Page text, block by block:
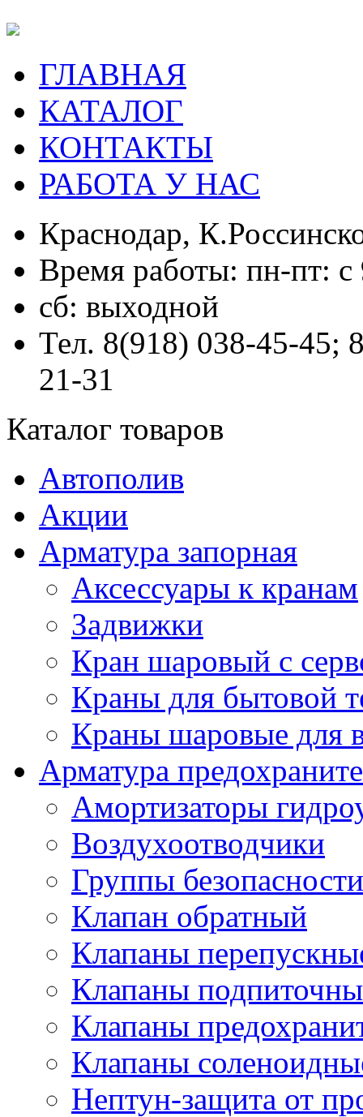
ГЛАВНАЯ
КАТАЛОГ
КОНТАКТЫ
РАБОТА У НАС
Краснодар,
Время работы: пн-пт:
сб: выходной
Тел. 8(918) 038-45-45;
21-31
Каталог товаров
Автополив
Акции
Арматура запорная
Аксессуары к кранам
Задвижки
Кран шаровый с
Краны для бытовой
Краны шаровые для
Арматура
Амортизаторы
Воздухоотводчики
Группы безопасности
Клапан обратный
Клапаны
Клапаны
Клапаны
Клапаны
Нептун-защита от